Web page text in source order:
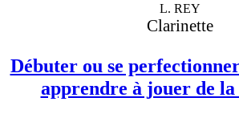
L. REY
Clarinette
Débuter ou se
apprendre à jouer de